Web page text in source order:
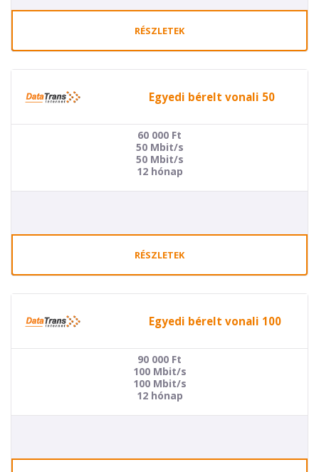
RÉSZLETEK
Egyedi bérelt vonali 50
60 000 Ft
50 Mbit/s
50 Mbit/s
12 hónap
RÉSZLETEK
Egyedi bérelt vonali 100
90 000 Ft
100 Mbit/s
100 Mbit/s
12 hónap